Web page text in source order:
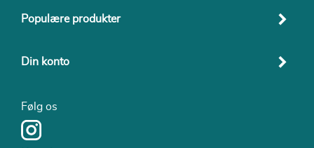
Populære produkter
Din konto
Følg os